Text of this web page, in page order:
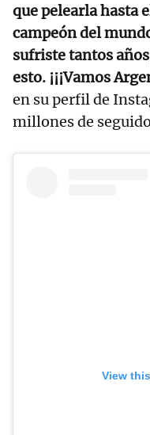
que pelearla hasta
campeón del
sufriste tantos
esto. ¡¡¡Vamos
en su perfil de
millones de
View